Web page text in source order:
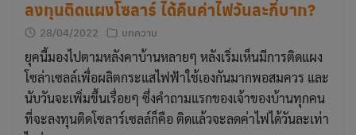
ลงทุนติดแผงโซลาร์ ได้คืนค่าไฟวันละกี่บาท?
28/04/2022 บทความ
ยุคนี้มองไปตามหลังคาบ้านหลายๆ หลังเริ่มเห็นมีการติดแผง
โซล่าเซลล์เพื่อผลิตกระแสไฟฟ้าใช้เองกันมากพอสมควร และ
นับวันจะเพิ่มขึ้นเรื่อยๆ ซึ่งคำถามแรกของเจ้าของบ้านทุกคน
ที่จะลงทุนติดโซลาร์เซลล์ก็คือ ติดแล้วจะลดค่าไฟได้วันละเท่า